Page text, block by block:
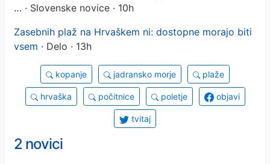
… · Slovenske novice · 10h
Zasebnih plaž na Hrvaškem ni: dostopne morajo biti
vsem · Delo · 13h
kopanje jadransko morje plaže
hrvaška počitnice poletje objavi
tvitaj
2 novici